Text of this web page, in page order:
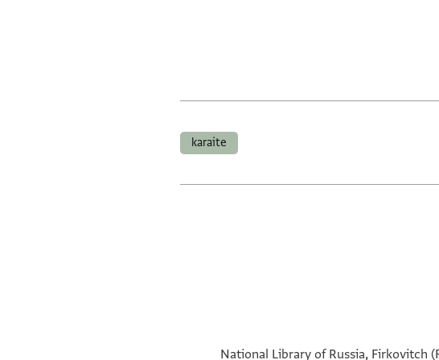
karaite
National Library of Russia, Firkovitch